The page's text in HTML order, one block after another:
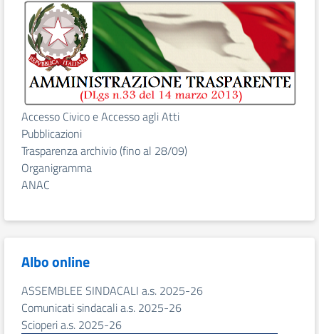
Accesso Civico e Accesso agli Atti
Pubblicazioni
Trasparenza archivio (fino al 28/09)
Organigramma
ANAC
Albo online
ASSEMBLEE SINDACALI a.s. 2025-26
Comunicati sindacali a.s. 2025-26
Scioperi a.s. 2025-26